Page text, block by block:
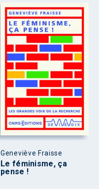
Geneviève Fraisse
Le féminisme, ça
pense !